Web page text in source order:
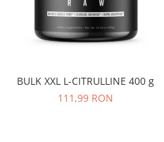
BULK XXL L-CITRULLINE 400 g
111,99 RON